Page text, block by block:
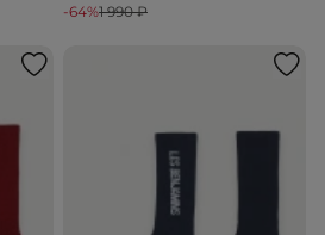
-64%1 990 ₽